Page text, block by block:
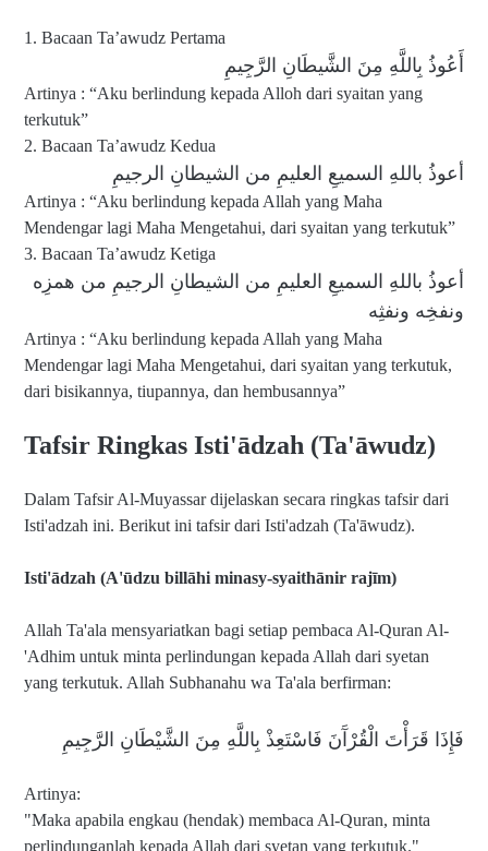
1. Bacaan Ta’awudz Pertama
أَعُوذُ بِاللَّهِ مِنَ الشَّيطَانِ الرَّجِيمِ
Artinya : “Aku berlindung kepada Alloh dari syaitan yang
terkutuk”
2. Bacaan Ta’awudz Kedua
أعوذُ باللهِ السميعِ العليمِ من الشيطانِ الرجيمِ
Artinya : “Aku berlindung kepada Allah yang Maha
Mendengar lagi Maha Mengetahui, dari syaitan yang terkutuk”
3. Bacaan Ta’awudz Ketiga
أعوذُ باللهِ السميعِ العليمِ من الشيطانِ الرجيمِ من همزِه
ونفخِه ونفثِه
Artinya : “Aku berlindung kepada Allah yang Maha
Mendengar lagi Maha Mengetahui, dari syaitan yang terkutuk,
dari bisikannya, tiupannya, dan hembusannya”
Tafsir Ringkas Isti'ādzah (Ta'āwudz)
Dalam Tafsir Al-Muyassar dijelaskan secara ringkas tafsir dari
Isti'adzah ini. Berikut ini tafsir dari Isti'adzah (Ta'āwudz).
Isti'ādzah (A'ūdzu billāhi minasy-syaithānir rajīm)
Allah Ta'ala mensyariatkan bagi setiap pembaca Al-Quran Al-
'Adhim untuk minta perlindungan kepada Allah dari syetan
yang terkutuk. Allah Subhanahu wa Ta'ala berfirman:
فَإِذَا قَرَأْتَ الْقُرْآَنَ فَاسْتَعِذْ بِاللَّهِ مِنَ الشَّيْطَانِ الرَّجِيمِ
Artinya:
"Maka apabila engkau (hendak) membaca Al-Quran, minta
perlindunganlah kepada Allah dari syetan yang terkutuk."